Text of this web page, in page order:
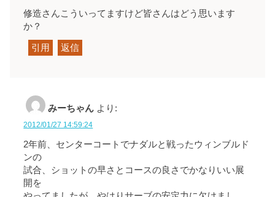
修造さんこういってますけど皆さんはどう思います
か？
引用 返信
みーちゃん より:
2012/01/27 14:59:24
2年前、センターコートでナダルと戦ったウィンブルド
ンの
試合、ショットの早さとコースの良さでかなりいい展
開を